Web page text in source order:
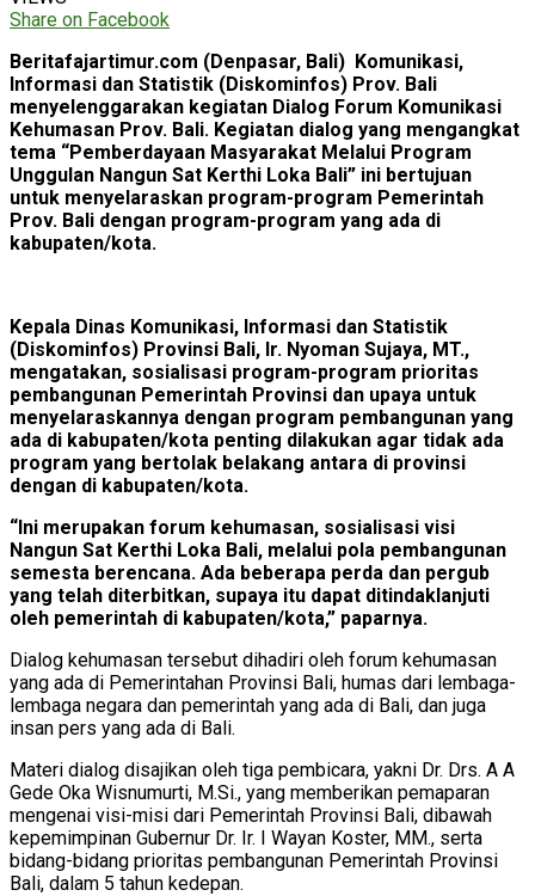
Share on Facebook
Beritafajartimur.com (Denpasar, Bali) Komunikasi,
Informasi dan Statistik (Diskominfos) Prov. Bali
menyelenggarakan kegiatan Dialog Forum Komunikasi
Kehumasan Prov. Bali. Kegiatan dialog yang mengangkat
tema “Pemberdayaan Masyarakat Melalui Program
Unggulan Nangun Sat Kerthi Loka Bali” ini bertujuan
untuk menyelaraskan program-program Pemerintah
Prov. Bali dengan program-program yang ada di
kabupaten/kota.
Kepala Dinas Komunikasi, Informasi dan Statistik
(Diskominfos) Provinsi Bali, Ir. Nyoman Sujaya, MT.,
mengatakan, sosialisasi program-program prioritas
pembangunan Pemerintah Provinsi dan upaya untuk
menyelaraskannya dengan program pembangunan yang
ada di kabupaten/kota penting dilakukan agar tidak ada
program yang bertolak belakang antara di provinsi
dengan di kabupaten/kota.
“Ini merupakan forum kehumasan, sosialisasi visi
Nangun Sat Kerthi Loka Bali, melalui pola pembangunan
semesta berencana. Ada beberapa perda dan pergub
yang telah diterbitkan, supaya itu dapat ditindaklanjuti
oleh pemerintah di kabupaten/kota,” paparnya.
Dialog kehumasan tersebut dihadiri oleh forum kehumasan
yang ada di Pemerintahan Provinsi Bali, humas dari lembaga-
lembaga negara dan pemerintah yang ada di Bali, dan juga
insan pers yang ada di Bali.
Materi dialog disajikan oleh tiga pembicara, yakni Dr. Drs. A A
Gede Oka Wisnumurti, M.Si., yang memberikan pemaparan
mengenai visi-misi dari Pemerintah Provinsi Bali, dibawah
kepemimpinan Gubernur Dr. Ir. I Wayan Koster, MM., serta
bidang-bidang prioritas pembangunan Pemerintah Provinsi
Bali, dalam 5 tahun kedepan.